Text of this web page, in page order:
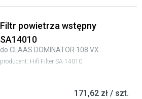
Filtr powietrza wstępny
SA14010
do CLAAS DOMINATOR 108 VX
producent: Hifi Filter SA 14010
171,62 zł / szt.